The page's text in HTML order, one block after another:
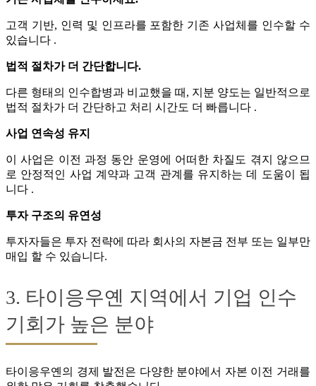
고객 기반, 인력 및 인프라를 포함한 기존 사업체를 인수할 수
있습니다 .
법적 절차가 더 간단합니다.
다른 형태의 인수합병과 비교했을 때, 지분 양도는 일반적으로
법적 절차가 더 간단하고 처리 시간도 더 빠릅니다 .
사업 연속성 유지
이 사업은 이전 과정 동안 운영에 어떠한 차질도 겪지 않으므
로 안정적인 사업 계약과 고객 관계를 유지하는 데 도움이 됩
니다 .
투자 구조의 유연성
투자자들은 투자 전략에 따라 회사의 자본금 전부 또는 일부만
매입 할 수 있습니다.
3. 타이응우옌 지역에서 기업 인수
기회가 높은 분야
타이응우옌의 경제 발전은 다양한 분야에서 자본 이전 거래를